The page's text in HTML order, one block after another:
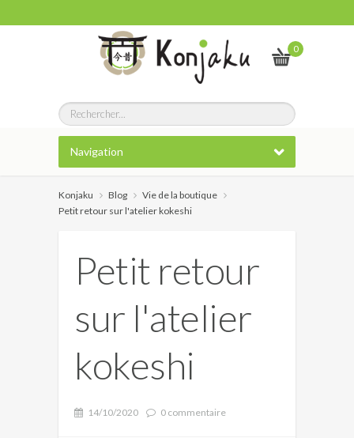
0
Navigation
Konjaku Blog
Vie de la boutique
Petit retour sur l'atelier kokeshi
Petit retour
sur l'atelier
kokeshi
14/10/2020 0 commentaire